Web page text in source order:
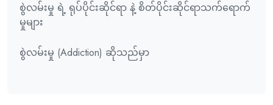
စွဲလမ်းမှု ရဲ့ ရုပ်ပိုင်းဆိုင်ရာ နဲ့ စိတ်ပိုင်းဆိုင်ရာသက်ရောက်
မှုများ
စွဲလမ်းမှု (Addiction) ဆိုသည်မှာ